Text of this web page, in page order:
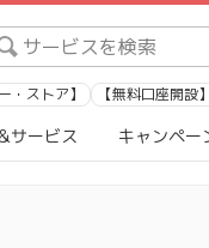
・ストア】 【無料口座開設
サービス キャンペー